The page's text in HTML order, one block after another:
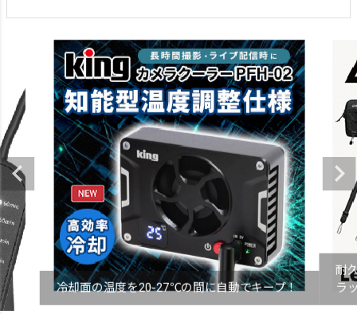
冷却面の温度を20-27℃の間に自動でキープ！
耐
ラ